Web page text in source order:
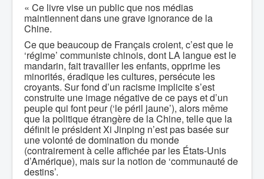
« Ce livre vise un public que nos médias
maintiennent dans une grave ignorance de la
Chine.
Ce que beaucoup de Français croient, c’est que le
‘régime’ communiste chinois, dont LA langue est le
mandarin, fait travailler les enfants, opprime les
minorités, éradique les cultures, persécute les
croyants. Sur fond d’un racisme implicite s’est
construite une image négative de ce pays et d’un
peuple qui font peur (‘le péril jaune’), alors même
que la politique étrangère de la Chine, telle que la
définit le président Xi Jinping n’est pas basée sur
une volonté de domination du monde
(contrairement à celle affichée par les États-Unis
d’Amérique), mais sur la notion de ‘communauté de
destins’.